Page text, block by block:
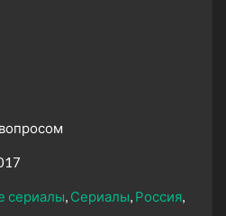
сериалы Сериалы Россия